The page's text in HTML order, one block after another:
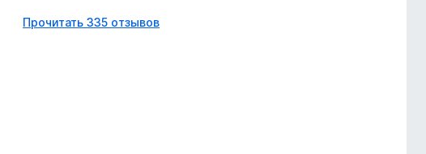
а
Прочитать 335 отзывов